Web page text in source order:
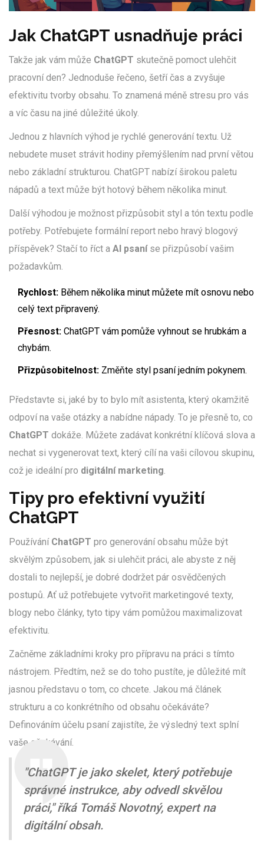
Jak ChatGPT usnadňuje práci
Takže jak vám může ChatGPT skutečně pomoct ulehčit
pracovní den? Jednoduše řečeno, šetří čas a zvyšuje
efektivitu tvorby obsahu. To znamená méně stresu pro vás
a víc času na jiné důležité úkoly.
Jednou z hlavních výhod je rychlé generování textu. Už
nebudete muset strávit hodiny přemýšlením nad první větou
nebo základní strukturou. ChatGPT nabízí širokou paletu
nápadů a text může být hotový během několika minut.
Další výhodou je možnost přizpůsobit styl a tón textu podle
potřeby. Potřebujete formální report nebo hravý blogový
příspěvek? Stačí to říct a AI psaníse přizpůsobí vašim
požadavkům.
Rychlost: Během několika minut můžete mít osnovu nebo
celý text připravený.
Přesnost: ChatGPT vám pomůže vyhnout se hrubkám a
chybám.
Přizpůsobitelnost: Změňte styl psaní jedním pokynem.
Představte si, jaké by to bylo mít asistenta, který okamžitě
odpoví na vaše otázky a nabídne nápady. To je přesně to, co
ChatGPT dokáže. Můžete zadávat konkrétní klíčová slova a
nechat si vygenerovat text, který cílí na vaši cílovou skupinu,
což je ideální pro digitální marketing.
Tipy pro efektivní využití
ChatGPT
Používání ChatGPT pro generování obsahu může být
skvělým způsobem, jak si ulehčit práci, ale abyste z něj
dostali to nejlepší, je dobré dodržet pár osvědčených
postupů. Ať už potřebujete vytvořit marketingové texty,
blogy nebo články, tyto tipy vám pomůžou maximalizovat
efektivitu.
Začněme základními kroky pro přípravu na práci s tímto
nástrojem. Předtím, než se do toho pustíte, je důležité mít
jasnou představu o tom, co chcete. Jakou má článek
strukturu a co konkrétního od obsahu očekáváte?
Definováním účelu psaní zajistíte, že výsledný text splní
vaše očekávání.
"ChatGPT je jako skelet, který potřebuje
správné instrukce, aby odvedl skvělou
práci," říká Tomáš Novotný, expert na
digitální obsah.